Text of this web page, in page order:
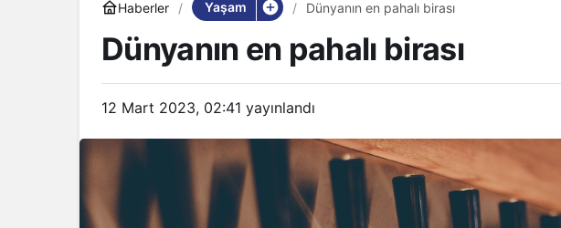
Haberler Yaşam Dünyanın en pahalı birası
Dünyanın en pahalı birası
12 Mart 2023, 02:41 yayınlandı